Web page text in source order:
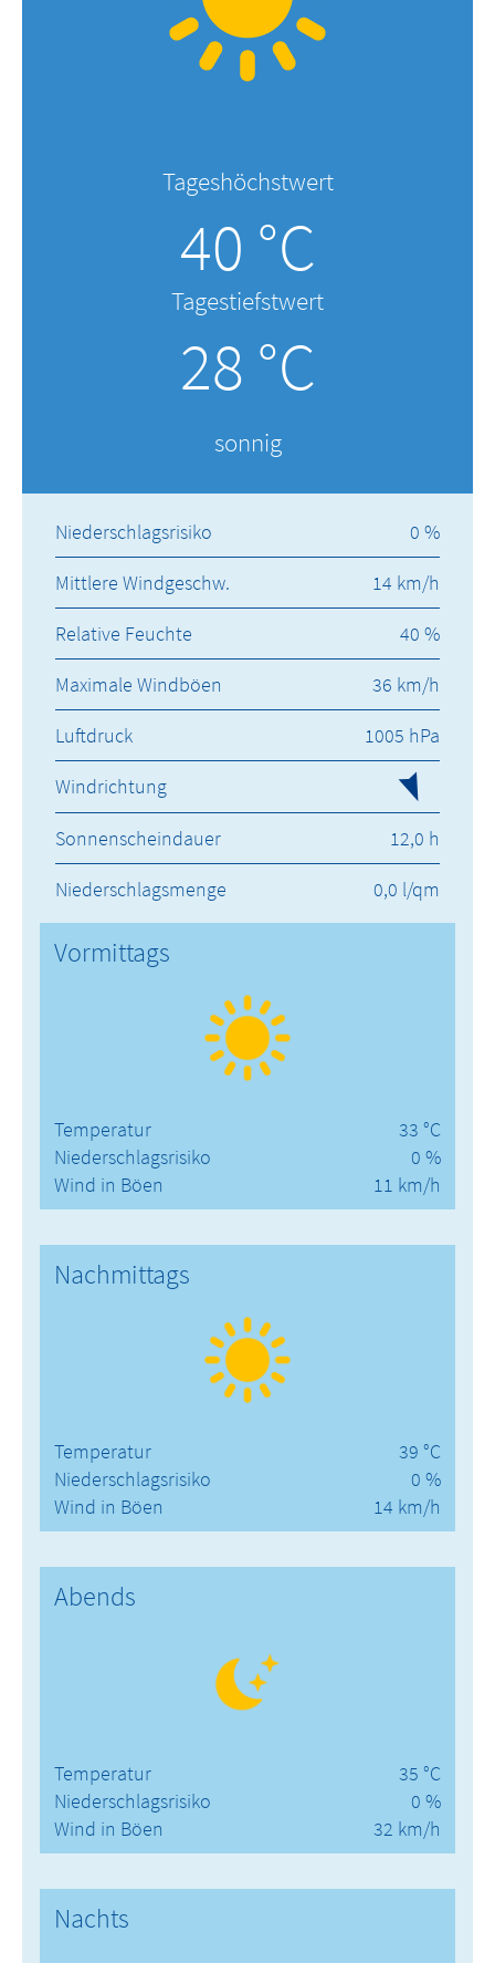
Tageshöchstwert
40 °C
Tagestiefstwert
28 °C
sonnig
Niederschlagsrisiko
0 %
Mittlere Windgeschw.
14 km/h
Relative Feuchte
40 %
Maximale Windböen
36 km/h
Luftdruck
1005 hPa
Windrichtung
Sonnenscheindauer
12,0 h
Niederschlagsmenge
0,0 l/qm
Vormittags
Temperatur
Niederschlagsrisiko
Wind in Böen
33 °C
0 %
11 km/h
Nachmittags
Temperatur
Niederschlagsrisiko
Wind in Böen
39 °C
0 %
14 km/h
Abends
Temperatur
Niederschlagsrisiko
Wind in Böen
35 °C
0 %
32 km/h
Nachts